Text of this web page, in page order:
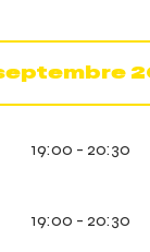
19:00 - 20:30
19:00 - 20:30